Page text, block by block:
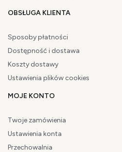
OBSŁUGA KLIENTA
Sposoby płatności
Dostępność i dostawa
Koszty dostawy
Ustawienia plików cookies
MOJE KONTO
Twoje zamówienia
Ustawienia konta
Przechowalnia